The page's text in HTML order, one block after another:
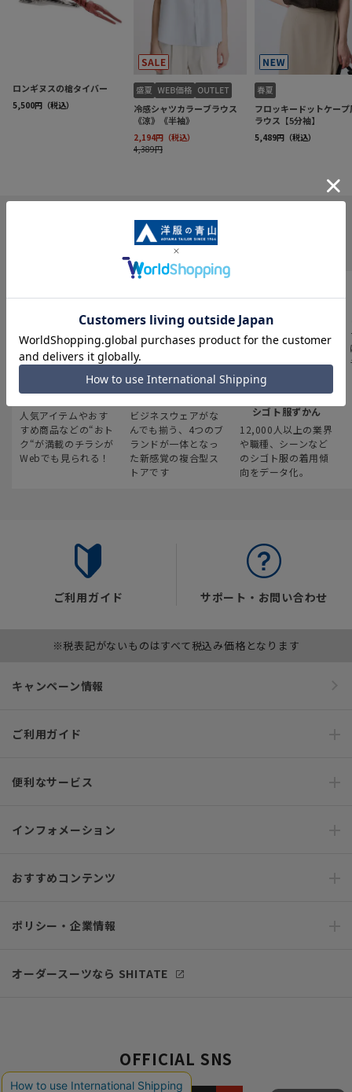
INFORMATION
最新のお買い得情報
人気アイテムやおす
すめ商品などの“おト
ク“が満載のチラシが
Webでも見られる！
スーツスクエア
ビジネスウェアがな
んでも揃う、4つのブ
ランドが一体となっ
た新感覚の複合型ス
トアです
みんなの
シゴト服ずかん
12,000人以上の業界
や職種、シーンなど
のシゴト服の着用傾
向をデータ化。
ご利用ガイド サポート・お問い合わせ
※税表記がないものはすべて税込み価格となります
キャンペーン情報
ご利用ガイド
便利なサービス
インフォメーション
おすすめコンテンツ
ポリシー・企業情報
オーダースーツなら SHITATE
OFFICIAL SNS